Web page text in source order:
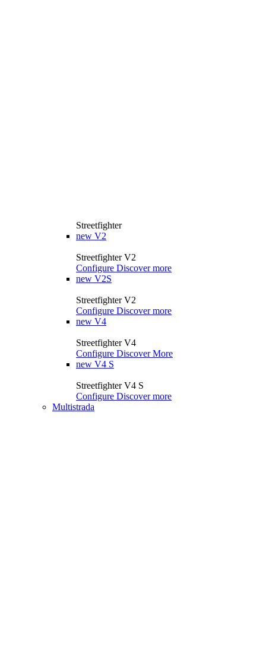
Streetfighter
new V2
Streetfighter V2
Configure Discover more
new V2S
Streetfighter V2
Configure Discover more
new V4
Streetfighter V4
Configure Discover More
new V4 S
Streetfighter V4 S
Configure Discover more
Multistrada